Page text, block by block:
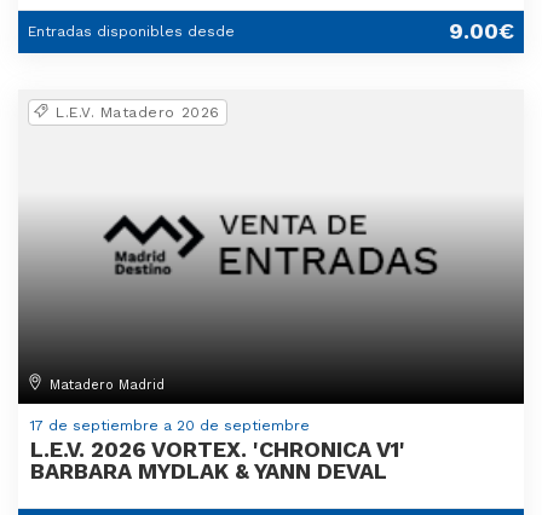
Entradas disponibles desde 9.00€
L.E.V. Matadero 2026
Matadero Madrid
17 de septiembre a 20 de septiembre
L.E.V. 2026 VORTEX. 'CHRONICA V1'
BARBARA MYDLAK & YANN DEVAL